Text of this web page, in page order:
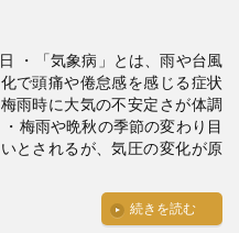
・「気象病」とは、雨や台風
で頭痛や倦怠感を感じる症状
雨時に大気の不安定さが体調
梅雨や晩秋の季節の変わり目
とされるが、気圧の変化が原
続きを読む